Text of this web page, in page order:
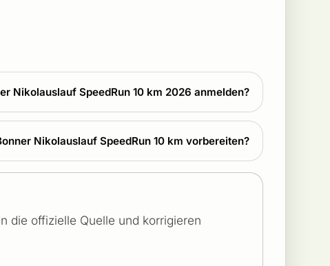
Nikolauslauf SpeedRun 10 km 2026 anmelden?
Nikolauslauf SpeedRun 10 km vorbereiten?
die offizielle Quelle und korrigieren